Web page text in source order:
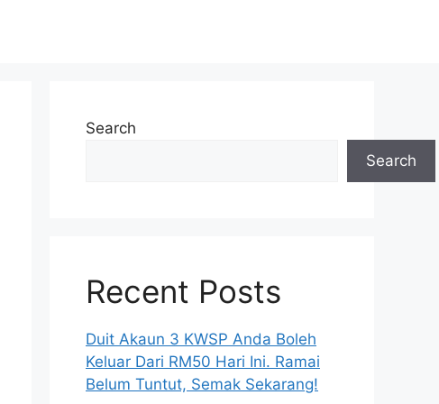
Search
Search
Recent Posts
Duit Akaun 3 KWSP Anda Boleh
Keluar Dari RM50 Hari Ini. Ramai
Belum Tuntut, Semak Sekarang!